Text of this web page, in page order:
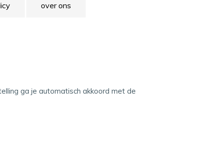
over ons
ga je automatisch akkoord met de